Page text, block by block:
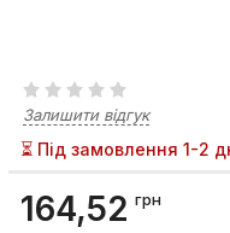
Залишити відгук
⏳ Під замовлення 1-2
164,52 грн